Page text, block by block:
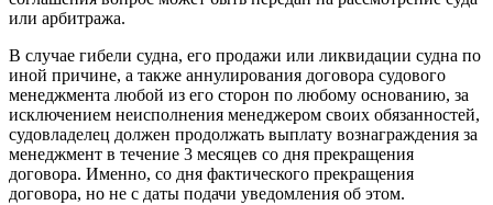
или арбитража.
В случае гибели судна, его продажи или ликвидации судна по
иной причине, а также аннулирования договора судового
менеджмента любой из его сторон по любому основанию, за
исключением неисполнения менеджером своих обязанностей,
судовладелец должен продолжать выплату вознаграждения за
менеджмент в течение 3 месяцев со дня прекращения
договора. Именно, со дня фактического прекращения
договора, но не с даты подачи уведомления об этом.